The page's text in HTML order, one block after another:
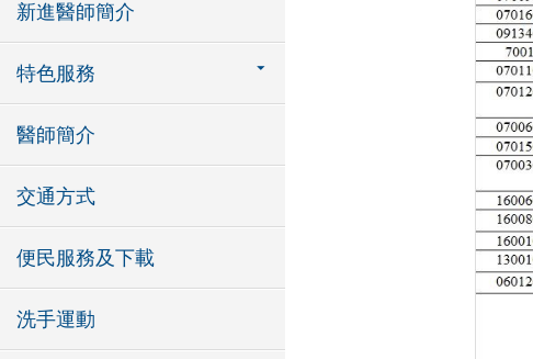
新進醫師簡介
特色服務
醫師簡介
交通方式
便民服務及下載
洗手運動